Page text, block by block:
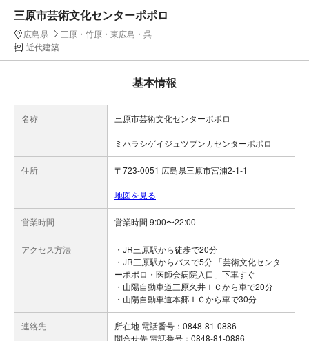
三原市芸術文化センターポポロ
広島県
三原・竹原・東広島・呉
近代建築
基本情報
名称 三原市芸術文化センターポポロ
ミハラシゲイジュツブンカセンターポポロ
住所 〒723-0051 広島県三原市宮浦2-1-1
地図を見る
営業時間 営業時間 9:00〜22:00
アクセス方法
・JR三原駅から徒歩で20分
・JR三原駅からバスで5分 「芸術文化センタ
ーポポロ・医師会病院入口」下車すぐ
・山陽自動車道三原久井ＩＣから車で20分
・山陽自動車道本郷ＩＣから車で30分
連絡先
所在地 電話番号：0848-81-0886
問合せ先 電話番号：0848-81-0886